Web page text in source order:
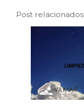
Post relacionados